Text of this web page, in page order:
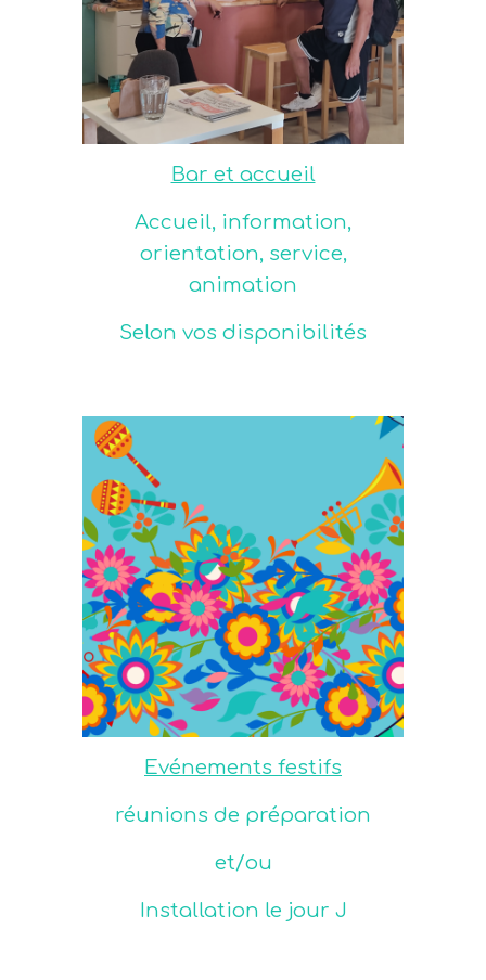
Bar et accueil
Accueil, information,
orientation, service,
animation
Selon vos disponibilités
Evénements festifs
réunions de préparation
et/ou
Installation le jour J